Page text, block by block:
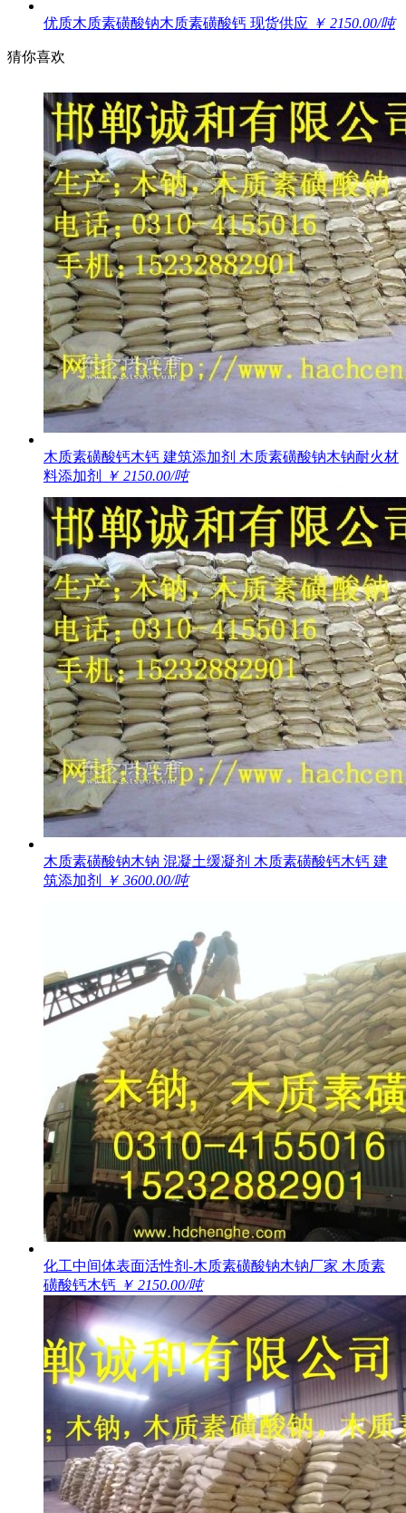
优质木质素磺酸钠木质素磺酸钙 现货供应 ￥ 2150.00/吨
猜你喜欢
木质素磺酸钙木钙 建筑添加剂 木质素磺酸钠木钠耐火材
料添加剂
￥ 2150.00/吨
木质素磺酸钠木钠 混凝土缓凝剂 木质素磺酸钙木钙 建
筑添加剂
￥ 3600.00/吨
化工中间体表面活性剂-木质素磺酸钠木钠厂家 木质素
磺酸钙木钙 ￥ 2150.00/吨